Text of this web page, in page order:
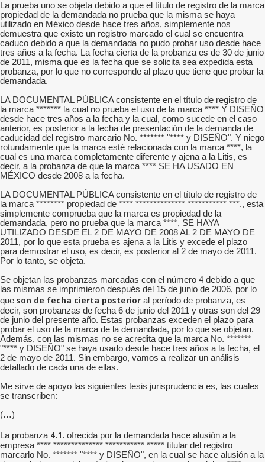
La prueba uno se objeta debido a que el título de registro de la marca
propiedad de la demandada no prueba que la misma se haya
utilizado en México desde hace tres años, simplemente nos
demuestra que existe un registro marcado el cual se encuentra
caduco debido a que la demandada no pudo probar uso desde hace
tres años a la fecha. La fecha cierta de la probanza es de 30 de junio
de 2011, misma que es la fecha que se solicita sea expedida esta
probanza, por lo que no corresponde al plazo que tiene que probar la
demandada.
LA DOCUMENTAL PÚBLICA consistente en el título de registro de
la marca ******* la cual no prueba el uso de la marca **** Y DISEÑO
desde hace tres años a la fecha y la cual, como sucede en el caso
anterior, es posterior a la fecha de presentación de la demanda de
caducidad del registro marcario No. ******* "**** y DISEÑO". Y niego
rotundamente que la marca esté relacionada con la marca ****, la
cual es una marca completamente diferente y ajena a la Litis, es
decir, a la probanza de que la marca **** SE HA USADO EN
MÉXICO desde 2008 a la fecha.
LA DOCUMENTAL PÚBLICA consistente en el título de registro de
la marca ******** propiedad de **** ************** *********** ***., esta
simplemente comprueba que la marca es propiedad de la
demandada, pero no prueba que la marca ****, SE HAYA
UTILIZADO DESDE EL 2 DE MAYO DE 2008 AL 2 DE MAYO DE
2011, por lo que esta prueba es ajena a la Litis y excede el plazo
para demostrar el uso, es decir, es posterior al 2 de mayo de 2011.
Por lo tanto, se objeta.
Se objetan las probanzas marcadas con el número 4 debido a que
las mismas se imprimieron después del 15 de junio de 2006, por lo
que son de fecha cierta posterior al período de probanza, es
decir, son probanzas de fecha 6 de junio del 2011 y otras son del 29
de junio del presente año. Estas probanzas exceden el plazo para
probar el uso de la marca de la demandada, por lo que se objetan.
Además, con las mismas no se acredita que la marca No. *******
"**** y DISEÑO" se haya usado desde hace tres años a la fecha, el
2 de mayo de 2011. Sin embargo, vamos a realizar un análisis
detallado de cada una de ellas.
Me sirve de apoyo las siguientes tesis jurisprudencia es, las cuales
se transcriben:
(…)
La probanza 4.1. ofrecida por la demandada hace alusión a la
empresa **** ************** *********** ***** titular del registro
marcarlo No. ******* "**** y DISEÑO", en la cual se hace alusión a la